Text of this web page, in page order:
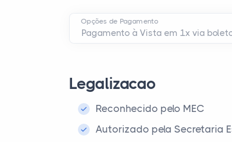
Opções de Pagamento
Legalizacao
Reconhecido pelo MEC
Autorizado pela Secretaria